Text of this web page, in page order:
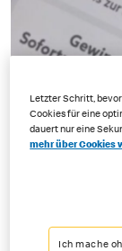
Letzter Schritt,
Cookies für eine
dauert nur eine
mehr über Cookies
Ich mache